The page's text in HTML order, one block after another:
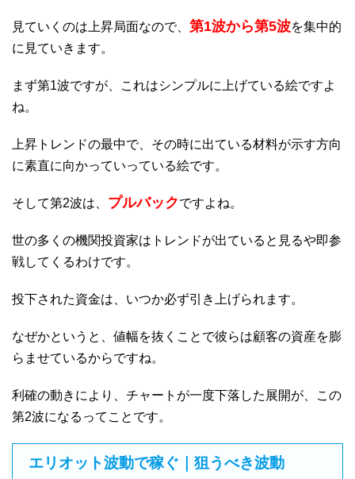
見ていくのは上昇局面なので、 第1波から第5波を集中的
に見ていきます。
まず第1波ですが、これはシンプルに上げている絵ですよ
ね。
上昇トレンドの最中で、その時に出ている材料が示す方向
に素直に向かっていっている絵です。
そして第2波は、 プルバックですよね。
世の多くの機関投資家はトレンドが出ていると見るや即参
戦してくるわけです。
投下された資金は、いつか必ず引き上げられます。
なぜかというと、値幅を抜くことで彼らは顧客の資産を膨
らませているからですね。
利確の動きにより、チャートが一度下落した展開が、この
第2波になるってことです。
エリオット波動で稼ぐ｜狙うべき波動